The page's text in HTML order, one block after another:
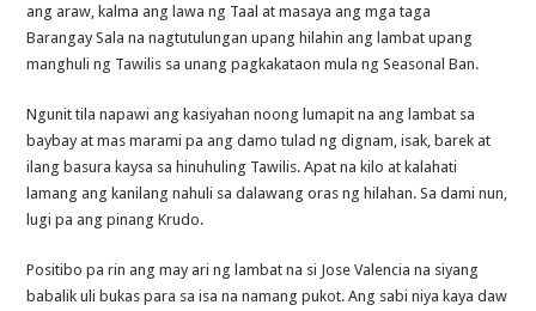
ang araw, kalma ang lawa ng Taal at masaya ang mga taga
Barangay Sala na nagtutulungan upang hilahin ang lambat upang
manghuli ng Tawilis sa unang pagkakataon mula ng Seasonal Ban.
Ngunit tila napawi ang kasiyahan noong lumapit na ang lambat sa
baybay at mas marami pa ang damo tulad ng dignam, isak, barek at
ilang basura kaysa sa hinuhuling Tawilis. Apat na kilo at kalahati
lamang ang kanilang nahuli sa dalawang oras ng hilahan. Sa dami nun,
lugi pa ang pinang Krudo.
Positibo pa rin ang may ari ng lambat na si Jose Valencia na siyang
babalik uli bukas para sa isa na namang pukot. Ang sabi niya kaya daw